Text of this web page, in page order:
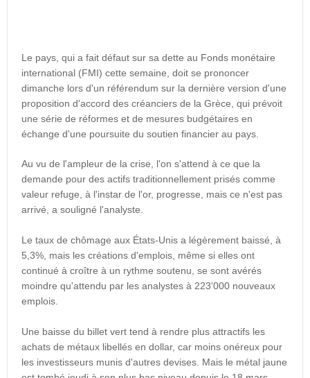
Le pays, qui a fait défaut sur sa dette au Fonds monétaire
international (FMI) cette semaine, doit se prononcer
dimanche lors d'un référendum sur la dernière version d'une
proposition d'accord des créanciers de la Grèce, qui prévoit
une série de réformes et de mesures budgétaires en
échange d'une poursuite du soutien financier au pays.
Au vu de l'ampleur de la crise, l'on s'attend à ce que la
demande pour des actifs traditionnellement prisés comme
valeur refuge, à l'instar de l'or, progresse, mais ce n'est pas
arrivé, a souligné l'analyste.
Le taux de chômage aux États-Unis a légèrement baissé, à
5,3%, mais les créations d'emplois, même si elles ont
continué à croître à un rythme soutenu, se sont avérés
moindre qu'attendu par les analystes à 223'000 nouveaux
emplois.
Une baisse du billet vert tend à rendre plus attractifs les
achats de métaux libellés en dollar, car moins onéreux pour
les investisseurs munis d'autres devises. Mais le métal jaune